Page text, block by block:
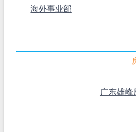
海外事业部
广东雄峰